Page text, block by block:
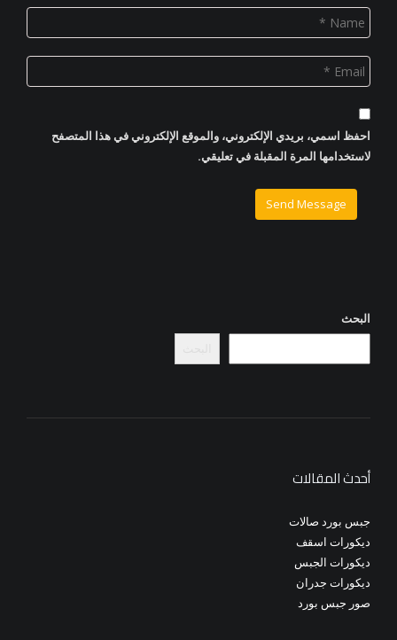
احفظ اسمي، بريدي الإلكتروني، والموقع الإلكتروني في هذا المتصفح
لاستخدامها المرة المقبلة في تعليقي.
البحث
أحدث المقالات
جبس بورد صالات
ديكورات اسقف
ديكورات الجبس
ديكورات جدران
صور جبس بورد